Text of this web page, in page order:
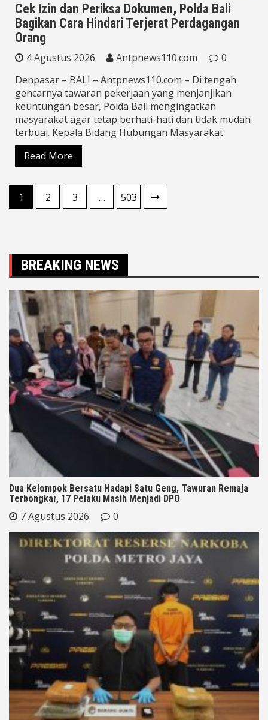
Cek Izin dan Periksa Dokumen, Polda Bali
Bagikan Cara Hindari Terjerat Perdagangan
Orang
4 Agustus 2026 Antpnews110.com
0
Denpasar – BALI – Antpnews110.com – Di tengah
gencarnya tawaran pekerjaan yang menjanjikan
keuntungan besar, Polda Bali mengingatkan
masyarakat agar tetap berhati-hati dan tidak mudah
terbuai. Kepala Bidang Hubungan Masyarakat
Read More
Paginasi
pos
1 2 3 … 503
BREAKING NEWS
Dua Kelompok Bersatu Hadapi Satu Geng, Tawuran Remaja
Terbongkar, 17 Pelaku Masih Menjadi DPO
7 Agustus 2026 0